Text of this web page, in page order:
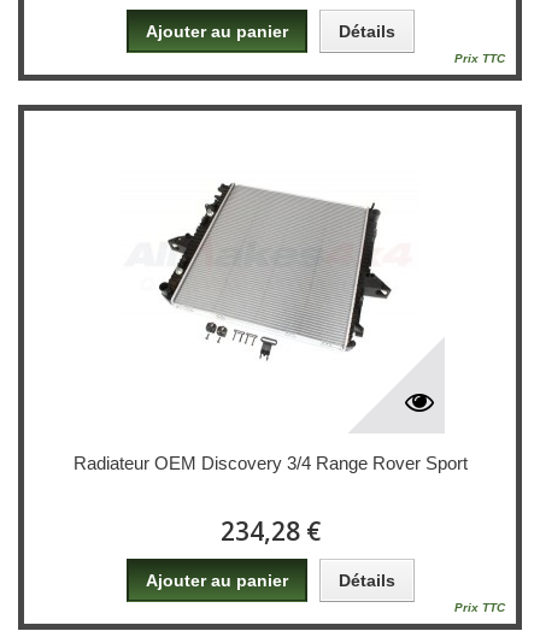
Prix TTC
Ajouter au panier Détails
Radiateur OEM Discovery 3/4 Range Rover Sport
234,28 €
Prix TTC
Ajouter au panier Détails